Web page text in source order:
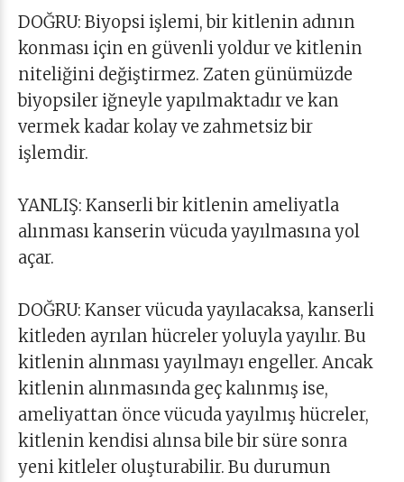
DOĞRU: Biyopsi işlemi, bir kitlenin adının
konması için en güvenli yoldur ve kitlenin
niteliğini değiştirmez. Zaten günümüzde
biyopsiler iğneyle yapılmaktadır ve kan
vermek kadar kolay ve zahmetsiz bir
işlemdir.
YANLIŞ: Kanserli bir kitlenin ameliyatla
alınması kanserin vücuda yayılmasına yol
açar.
DOĞRU: Kanser vücuda yayılacaksa, kanserli
kitleden ayrılan hücreler yoluyla yayılır. Bu
kitlenin alınması yayılmayı engeller. Ancak
kitlenin alınmasında geç kalınmış ise,
ameliyattan önce vücuda yayılmış hücreler,
kitlenin kendisi alınsa bile bir süre sonra
yeni kitleler oluşturabilir. Bu durumun